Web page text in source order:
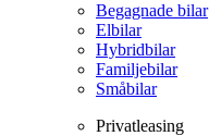
Begagnade bilar
Elbilar
Hybridbilar
Familjebilar
Småbilar
Privatleasing